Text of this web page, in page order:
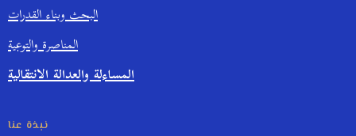
البحث وبناء القدرات
المناصرة والتوعية
المساءلة والعدالة الانتقالية
نبذة عنا